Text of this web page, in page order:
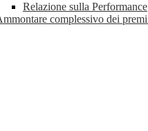
Relazione sulla Performance
complessivo dei premi